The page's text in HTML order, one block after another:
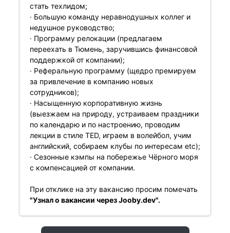
стать техлидом;
· Большую команду неравнодушных коллег и
недушное руководство;
· Программу релокации (предлагаем
переехать в Тюмень, заручившись финансовой
поддержкой от компании);
· Реферальную программу (щедро премируем
за привлечение в компанию новых
сотрудников);
· Насыщенную корпоративную жизнь
(выезжаем на природу, устраиваем праздники
по календарю и по настроению, проводим
лекции в стиле TED, играем в волейбол, учим
английский, собираем клубы по интересам etc);
· Сезонные кэмпы на побережье Чёрного моря
с компенсацией от компании.
При отклике на эту вакансию просим помечать
"Узнал о вакансии через Jooby.dev".